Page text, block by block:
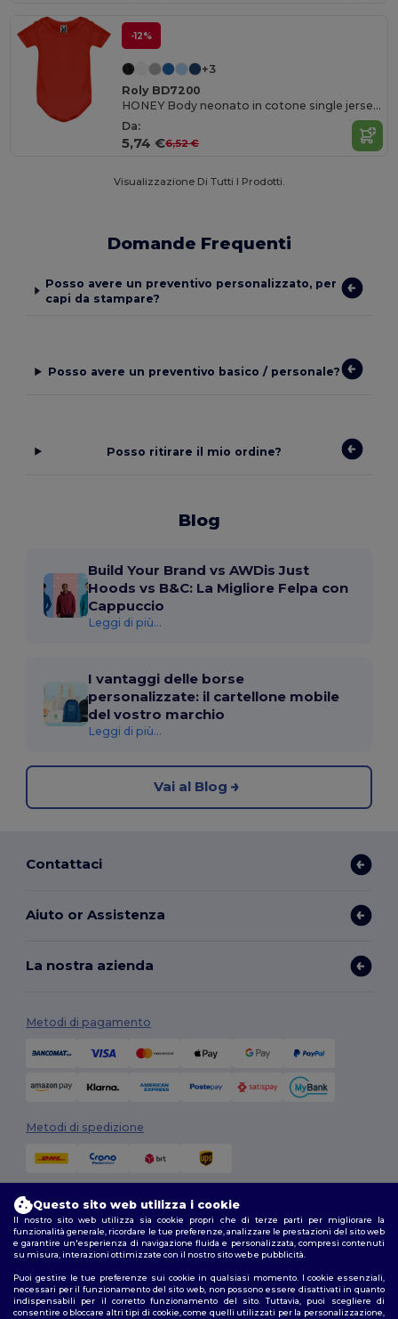
-12%
+3
Roly BD7200
HONEY Body neonato in cotone single jersey a manica corta
Da:
5,74 €6,52 €
Visualizzazione Di Tutti I Prodotti.
Domande Frequenti
Posso avere un preventivo personalizzato, per
capi da stampare?
Posso avere un preventivo basico / personale?
Posso ritirare il mio ordine?
Blog
Build Your Brand vs AWDis Just
Hoods vs B&C: La Migliore Felpa con
Cappuccio
Leggi di più...
I vantaggi delle borse
personalizzate: il cartellone mobile
del vostro marchio
Leggi di più...
Vai al Blog
Contattaci
Aiuto or Assistenza
La nostra azienda
Metodi di pagamento
Metodi di spedizione
Seguici
Questo sito web utilizza i cookie
Il nostro sito web utilizza sia cookie propri che di terze parti per migliorare la
funzionalità generale, ricordare le tue preferenze, analizzare le prestazioni del sito web
e garantire un'esperienza di navigazione fluida e personalizzata, compresi contenuti
su misura, interazioni ottimizzate con il nostro sito web e pubblicità.
Puoi gestire le tue preferenze sui cookie in qualsiasi momento. I cookie essenziali,
necessari per il funzionamento del sito web, non possono essere disattivati in quanto
indispensabili per il corretto funzionamento del sito. Tuttavia, puoi scegliere di
consentire o bloccare altri tipi di cookie, come quelli utilizzati per la personalizzazione,